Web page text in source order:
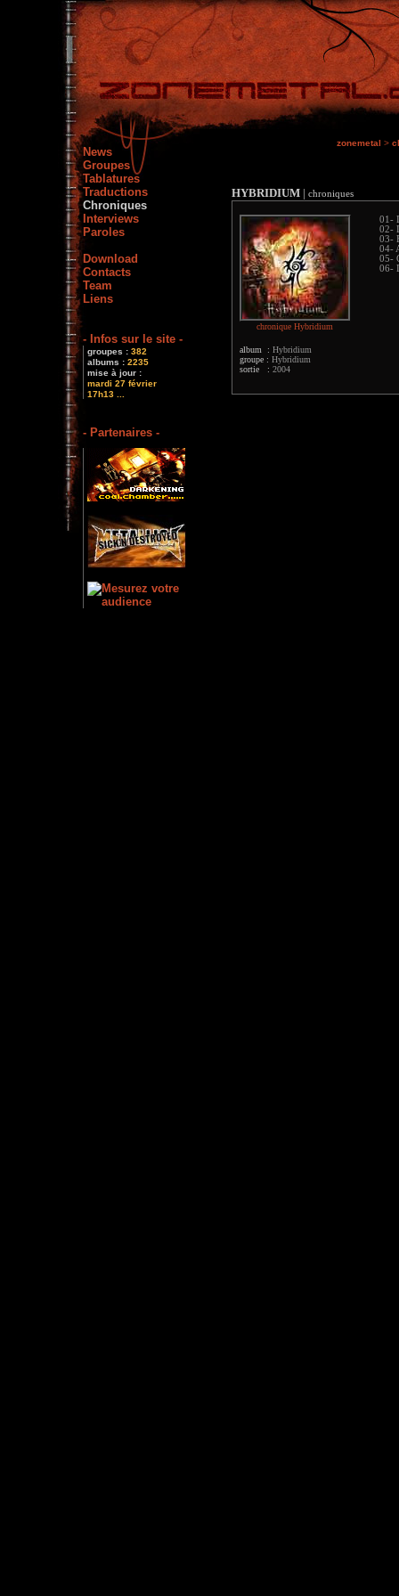
News
Groupes
Tablatures
Traductions
Chroniques
Interviews
Paroles
Download
Contacts
Team
Liens
- Infos sur le site -
groupes : 382
albums : 2235
mise à jour :
mardi 27 février
17h13 ...
- Partenaires -
zonemetal >
HYBRIDIUM | chroniques
chronique Hybridium
album : Hybridium
groupe : Hybridium
sortie : 2004
01-
02-
03-
04-
05-
06-